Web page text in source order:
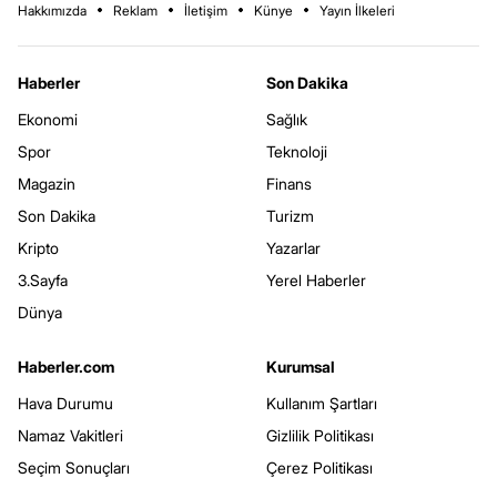
Hakkımızda Reklam İletişim Künye Yayın İlkeleri
Haberler
Ekonomi
Spor
Magazin
Son Dakika
Kripto
3.Sayfa
Dünya
Son Dakika
Sağlık
Teknoloji
Finans
Turizm
Yazarlar
Yerel Haberler
Haberler.com
Hava Durumu
Namaz Vakitleri
Seçim Sonuçları
Kurumsal
Kullanım Şartları
Gizlilik Politikası
Çerez Politikası